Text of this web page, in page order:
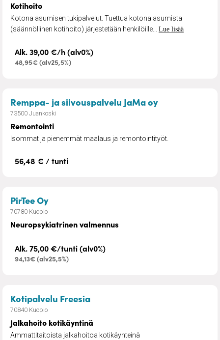
Kotihoito
Kotona asumisen tukipalvelut. Tuettua kotona asumista
(säännöllinen kotihoito) järjestetään henkilöille... Lue lisää
Alk. 39,00 €/h (alv0%)
48,95€ (alv25,5%)
Remppa- ja siivouspalvelu JaMa oy– Remontointi
73500 Juankoski
Remontointi
Isommat ja pienemmät maalaus ja remontointityöt.
56,48 € / tunti
PirTee Oy– Neuropsykiatrinen valmennus
70780 Kuopio
Neuropsykiatrinen valmennus
Alk. 75,00 €/tunti (alv0%)
94,13€ (alv25,5%)
Kotipalvelu Freesia– Jalkahoito kotikäyntinä
70840 Kuopio
Jalkahoito kotikäyntinä
Ammattitaitoista jalkahoitoa kotikäynteinä